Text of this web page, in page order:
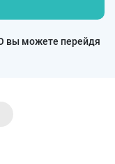
вы можете перейдя